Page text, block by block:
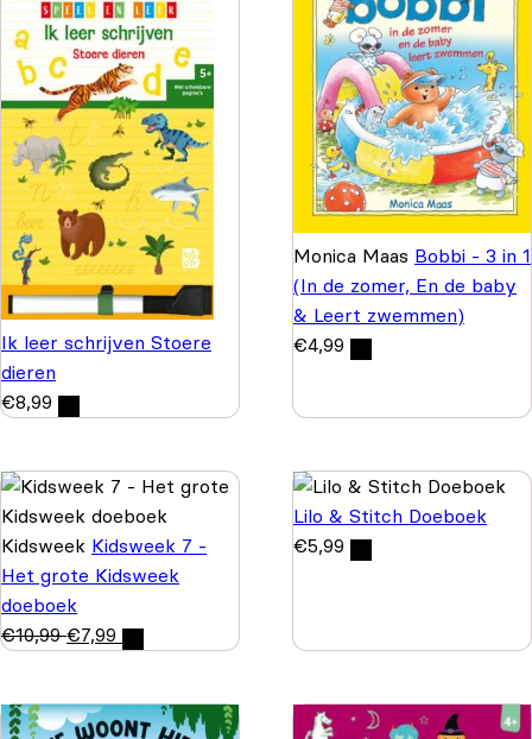
Ik leer schrijven Stoere
dieren
€8,99
Monica Maas Bobbi - 3 in 1
(In de zomer, En de baby
& Leert zwemmen)
€4,99
Kidsweek Kidsweek 7 -
Het grote Kidsweek
doeboek
€10,99 €7,99
Lilo & Stitch Doeboek
€5,99